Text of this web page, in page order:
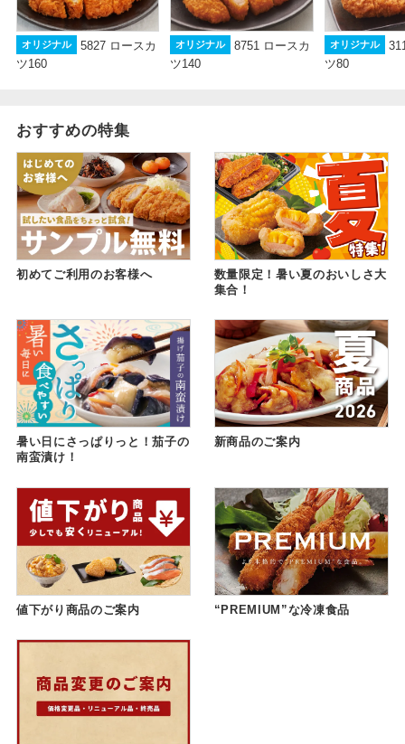
オリジナル
5827 ロースカ
ツ160
オリジナル
8751 ロースカ
ツ140
オリジナル
ツ80
おすすめの特集
初めてご利用のお客様へ
数量限定！暑い夏のおいしさ大
集合！
暑い日にさっぱりっと！茄子の
南蛮漬け！
新商品のご案内
値下がり商品のご案内 “PREMIUM”な冷凍食品